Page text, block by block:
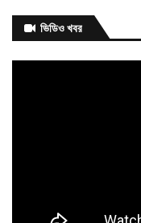
মাসের মধ্যে ভাতার আওতায় আসছেন
আগস্ট ৬, ২০২৬
ভিডিও খবর